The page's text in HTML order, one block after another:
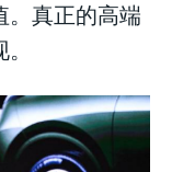
。真正的高端